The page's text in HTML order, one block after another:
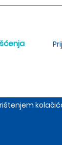
Srbija